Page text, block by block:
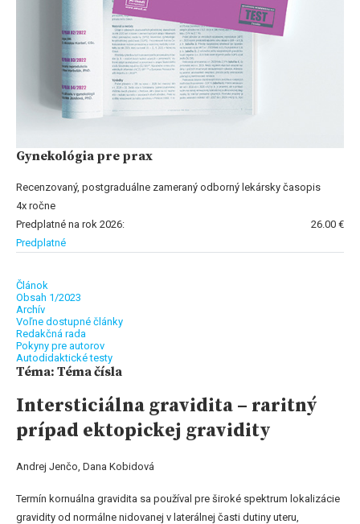
Gynekológia pre prax
Recenzovaný, postgraduálne zameraný odborný lekársky časopis
4x ročne
Predplatné na rok 2026:
26.00 €
Predplatné
Článok
Obsah 1/2023
Archív
Voľne dostupné články
Redakčná rada
Pokyny pre autorov
Autodidaktické testy
Téma: Téma čísla
Intersticiálna gravidita – raritný
prípad ektopickej gravidity
Andrej Jenčo, Dana Kobidová
Termín kornuálna gravidita sa používal pre široké spektrum lokalizácie
gravidity od normálne nidovanej v laterálnej časti dutiny uteru,